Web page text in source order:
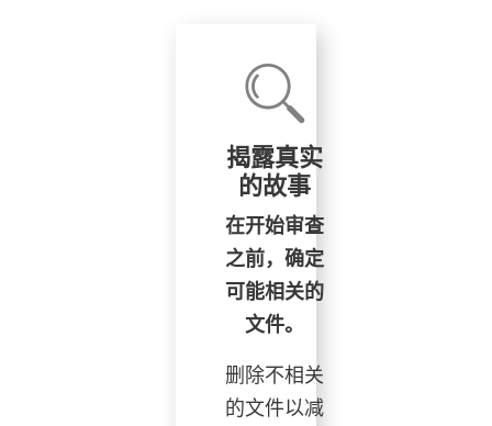
揭露真实
的故事
在开始审查
之前，确定
可能相关的
文件。
删除不相关
的文件以减